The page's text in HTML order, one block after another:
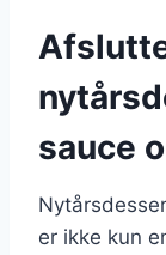
sauce
er ikke kun